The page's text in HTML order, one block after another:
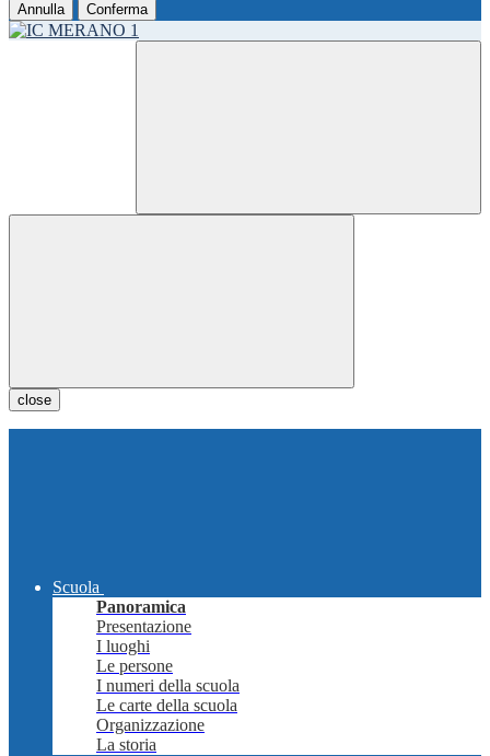
Annulla Conferma
close
Scuola
Panoramica
Presentazione
I luoghi
Le persone
I numeri della scuola
Le carte della scuola
Organizzazione
La storia